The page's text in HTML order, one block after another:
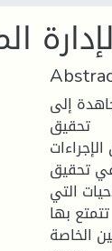
إلى
تحقیق
تحقیق
التي
تتمتع بھا
الخاصة